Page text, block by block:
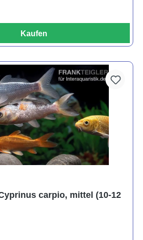
Kaufen
carpio, mittel (10-12